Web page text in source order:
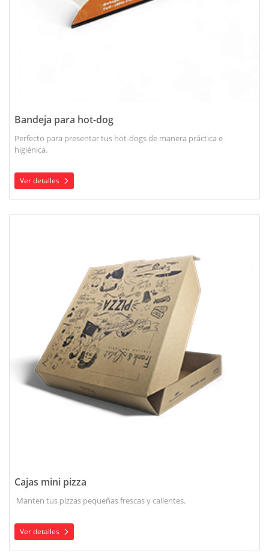
Bandeja para hot-dog
Perfecto para presentar tus hot-dogs de manera práctica e
higiénica.
Ver detalles
Cajas mini pizza
Manten tus pizzas pequeñas frescas y calientes.
Ver detalles